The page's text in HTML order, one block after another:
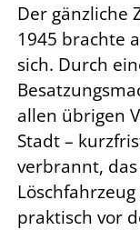
Der gänzliche
1945 brachte
sich. Durch
allen übrigen
Stadt –
verbrannt,
praktisch vor